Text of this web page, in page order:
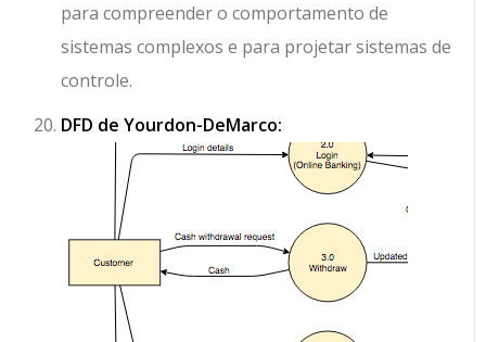
para compreender o comportamento de
sistemas complexos e para projetar sistemas de
controle.
DFD de Yourdon-DeMarco: